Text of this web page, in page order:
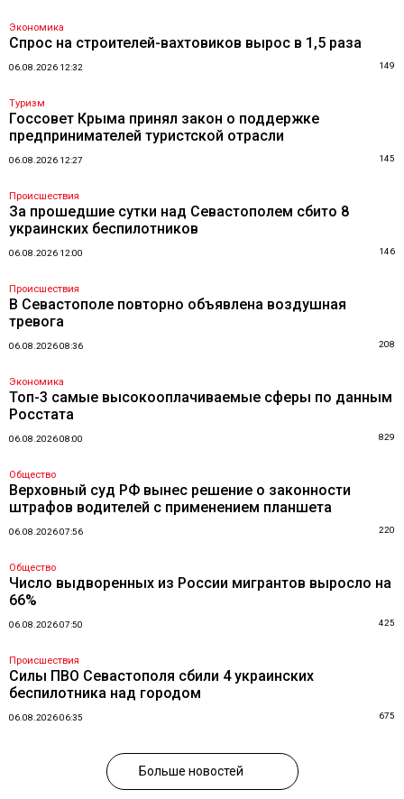
Экономика
Спрос на строителей-вахтовиков вырос в 1,5 раза
06.08.2026 12:32 149
Туризм
Госсовет Крыма принял закон о поддержке
предпринимателей туристской отрасли
06.08.2026 12:27 145
Происшествия
За прошедшие сутки над Севастополем сбито 8
украинских беспилотников
06.08.2026 12:00 146
Происшествия
В Севастополе повторно объявлена воздушная
тревога
06.08.2026 08:36 208
Экономика
Топ-3 самые высокооплачиваемые сферы по данным
Росстата
06.08.2026 08:00 829
Общество
Верховный суд РФ вынес решение о законности
штрафов водителей с применением планшета
06.08.2026 07:56 220
Общество
Число выдворенных из России мигрантов выросло на
66%
06.08.2026 07:50 425
Происшествия
Силы ПВО Севастополя сбили 4 украинских
беспилотника над городом
06.08.2026 06:35 675
Больше новостей